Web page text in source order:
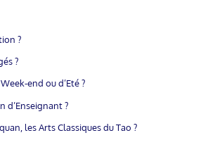
?
?
end ou d’Eté ?
d’Enseignant ?
les Arts Classiques du Tao ?